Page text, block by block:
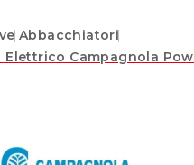
Abbacchiatori
Elettrico Campagnola